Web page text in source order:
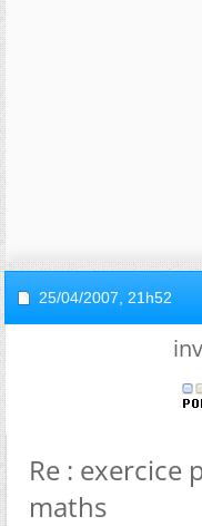
25/04/2007, 21h52
Re : exercice
maths